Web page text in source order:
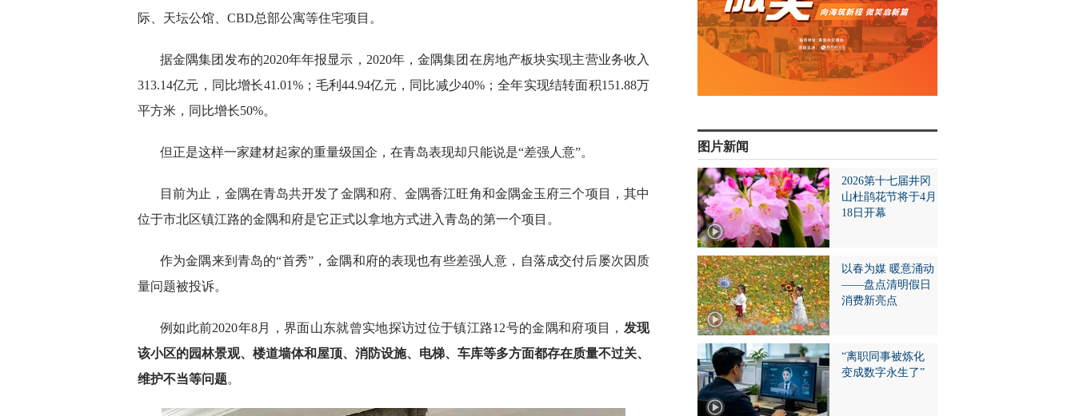
际、天坛公馆、CBD总部公寓等住宅项目。
据金隅集团发布的2020年年报显示，2020年，金隅集团在房地产板块实现主营业务收入
313.14亿元，同比增长41.01%；毛利44.94亿元，同比减少40%；全年实现结转面积151.88万
平方米，同比增长50%。
但正是这样一家建材起家的重量级国企，在青岛表现却只能说是“差强人意”。
目前为止，金隅在青岛共开发了金隅和府、金隅香江旺角和金隅金玉府三个项目，其中
位于市北区镇江路的金隅和府是它正式以拿地方式进入青岛的第一个项目。
作为金隅来到青岛的“首秀”，金隅和府的表现也有些差强人意，自落成交付后屡次因质
量问题被投诉。
例如此前2020年8月，界面山东就曾实地探访过位于镇江路12号的金隅和府项目， 发现
该小区的园林景观、楼道墙体和屋顶、消防设施、电梯、车库等多方面都存在质量不过关、
维护不当等问题。
图片新闻
2026第十七届井冈
山杜鹃花节将于4月
18日开幕
以春为媒 暖意涌动
——盘点清明假日
消费新亮点
“离职同事被炼化
变成数字永生了”